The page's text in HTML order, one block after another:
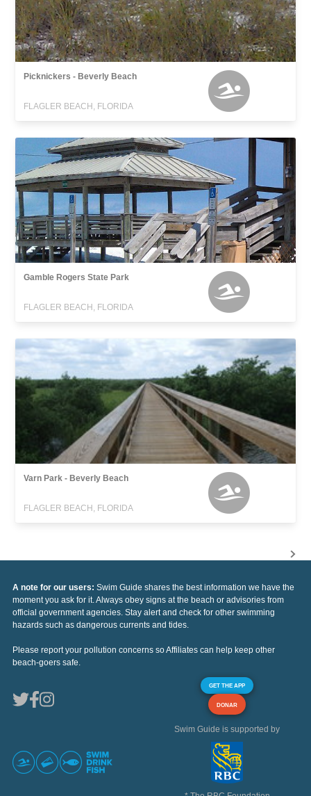
Picknickers - Beverly Beach
FLAGLER BEACH, FLORIDA
Gamble Rogers State Park
FLAGLER BEACH, FLORIDA
Varn Park - Beverly Beach
FLAGLER BEACH, FLORIDA
A note for our users: Swim Guide shares the best information we have the
moment you ask for it. Always obey signs at the beach or advisories from
official government agencies. Stay alert and check for other swimming
hazards such as dangerous currents and tides.
Please report your pollution concerns so Affiliates can help keep other
beach-goers safe.
GET THE APP
DONAR
Swim Guide is supported by